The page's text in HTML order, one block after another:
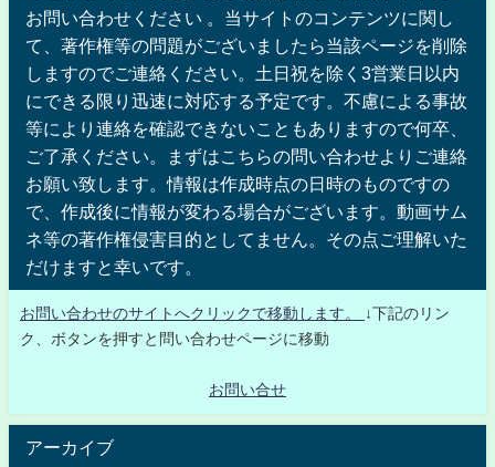
お問い合わせください 。当サイトのコンテンツに関し
て、著作権等の問題がございましたら当該ページを削除
しますのでご連絡ください。土日祝を除く3営業日以内
にできる限り迅速に対応する予定です。不慮による事故
等により連絡を確認できないこともありますので何卒、
ご了承ください。まずはこちらの問い合わせよりご連絡
お願い致します。情報は作成時点の日時のものですの
で、作成後に情報が変わる場合がございます。動画サム
ネ等の著作権侵害目的としてません。その点ご理解いた
だけますと幸いです。
お問い合わせのサイトへクリックで移動します。
↓下記のリン
ク、ボタンを押すと問い合わせページに移動
お問い合せ
アーカイブ